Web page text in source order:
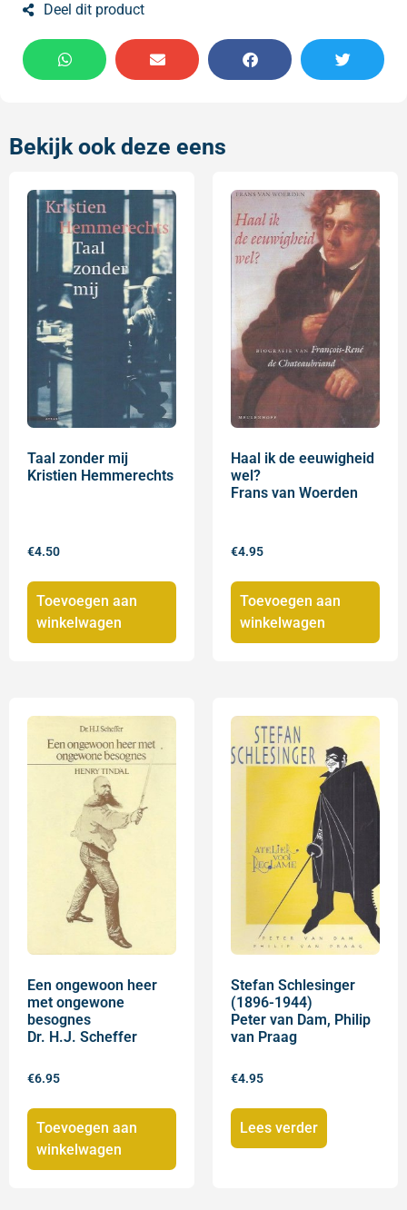
Deel dit product
Bekijk ook deze eens
Taal zonder mij
Kristien Hemmerechts
€4.50
Toevoegen aan
winkelwagen
Haal ik de eeuwigheid
wel?
Frans van Woerden
€4.95
Toevoegen aan
winkelwagen
Een ongewoon heer
met ongewone
besognes
Dr. H.J. Scheffer
€6.95
Toevoegen aan
winkelwagen
Stefan Schlesinger
(1896-1944)
Peter van Dam, Philip
van Praag
€4.95
Lees verder